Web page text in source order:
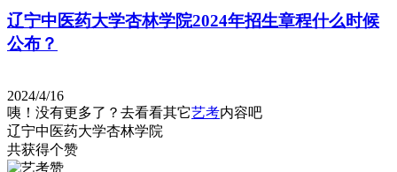
辽宁中医药大学杏林学院2024年招生章程什么时候
公布？
2024/4/16
咦！没有更多了？去看看其它艺考内容吧
辽宁中医药大学杏林学院
共获得个赞